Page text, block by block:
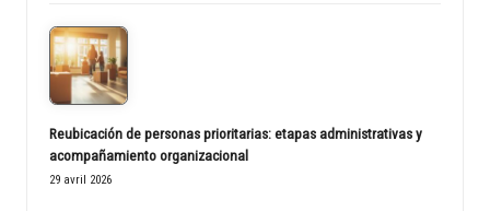
Reubicación de personas prioritarias: etapas administrativas y
acompañamiento organizacional
29 avril 2026